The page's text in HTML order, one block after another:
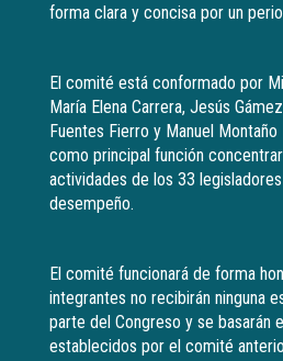
forma clara y concisa por un
El comité está conformado por
María Elena Carrera, Jesús
Fuentes Fierro y Manuel
como principal función
actividades de los 33
desempeño.
El comité funcionará de forma
integrantes no recibirán ninguna
parte del Congreso y se basarán
establecidos por el comité